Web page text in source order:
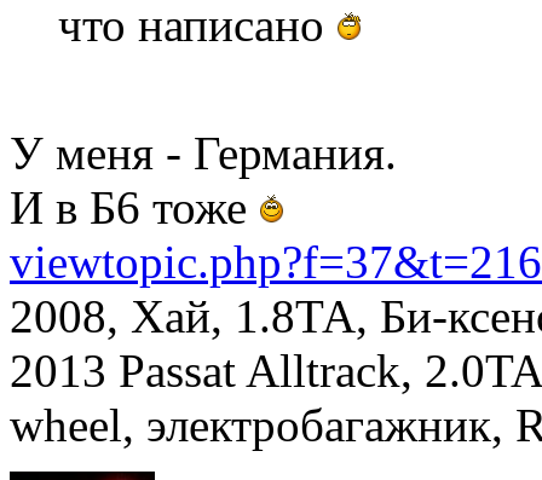
что написано
У меня - Германия.
И в Б6 тоже
2008, Хай, 1.8ТА, Би-
2013 Passat Alltrack,
wheel, электробагажник,